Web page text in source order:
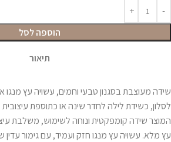
הוספה לסל
תיאור
שידה מעוצבת בסגנון טבעי וחמים, עשויה עץ מנגו
לסלון, כשידת לילה לחדר שינה או כתוספת
המוצר שידה קומפקטית ונוחה לשימוש, משלבת
עץ מלא. עשויה עץ מנגו חזק ועמיד, עם גימור